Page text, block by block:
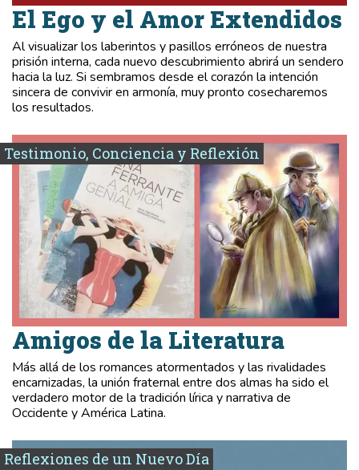
El Ego y el Amor Extendidos
Al visualizar los laberintos y pasillos erróneos de nuestra
prisión interna, cada nuevo descubrimiento abrirá un sendero
hacia la luz. Si sembramos desde el corazón la intención
sincera de convivir en armonía, muy pronto cosecharemos
los resultados.
Testimonio, Conciencia y Reflexión
Amigos de la Literatura
Más allá de los romances atormentados y las rivalidades
encarnizadas, la unión fraternal entre dos almas ha sido el
verdadero motor de la tradición lírica y narrativa de
Occidente y América Latina.
Reflexiones de un Nuevo Día